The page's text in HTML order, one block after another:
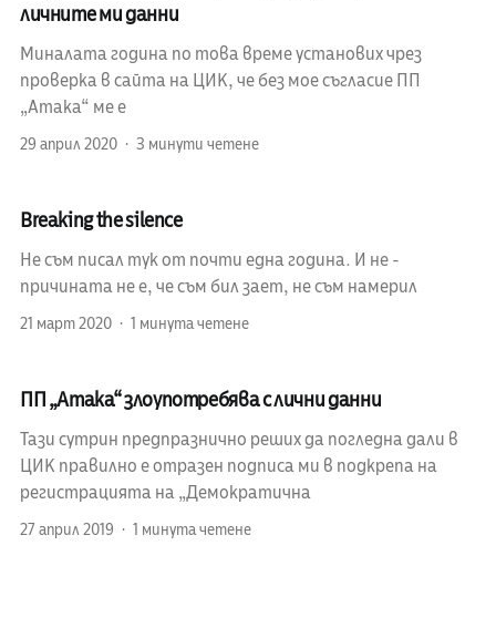
личните ми данни
Миналата година по това време установих чрез
проверка в сайта на ЦИК, че без мое съгласие ПП
„Атака“ ме е
29 април 2020 3 минути четене
Breaking the silence
Не съм писал тук от почти една година. И не -
причината не е, че съм бил зает, не съм намерил
21 март 2020 1 минута четене
ПП „Атака“ злоупотребява с лични данни
Тази сутрин предпразнично реших да погледна дали в
ЦИК правилно е отразен подписа ми в подкрепа на
регистрацията на „Демократична
27 април 2019 1 минута четене